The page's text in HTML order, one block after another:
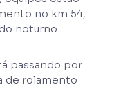
no km 54,
noturno.
passando por
de rolamento